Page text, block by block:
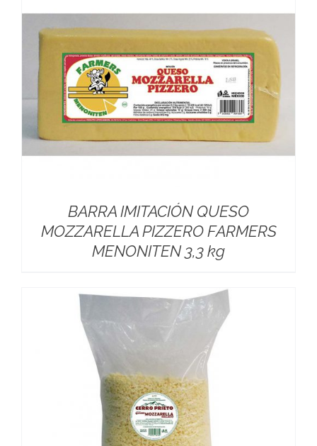
BARRA IMITACIÓN QUESO
MOZZARELLA PIZZERO FARMERS
MENONITEN 3,3 kg